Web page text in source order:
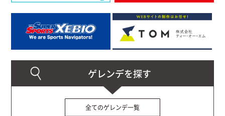
全てのゲレンデ一覧